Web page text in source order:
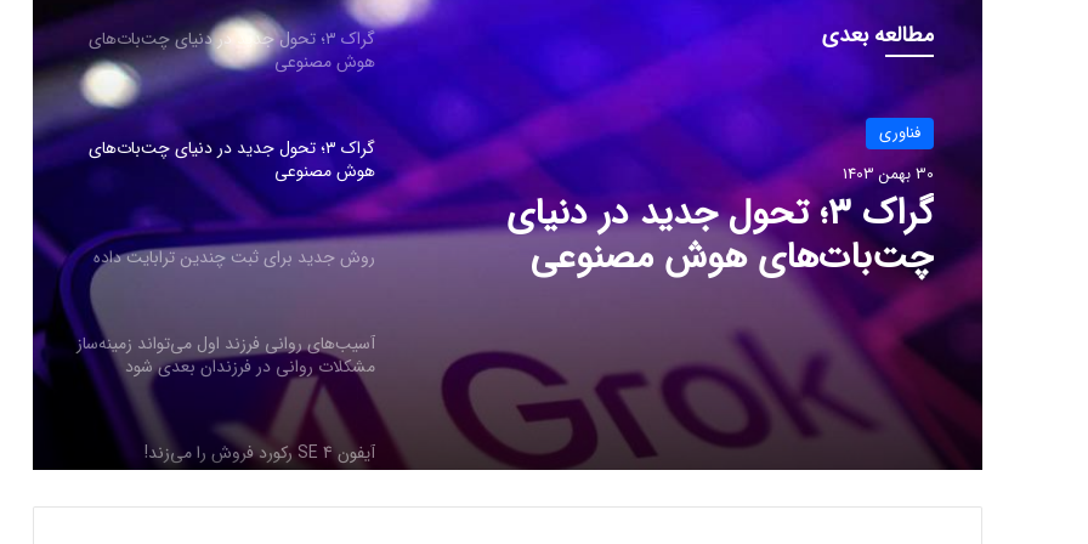
مطالعه بعدی
فناوری
30 بهمن 1403
گراک ۳؛ تحول جدید در دنیای
چت‌بات‌های هوش مصنوعی
فناوری
29 بهمن 1403
روش جدید برای ثبت چندین
ترابایت‌ داده
گراک ۳؛ تحول جدید در دنیای چت‌بات‌های
هوش مصنوعی
روش جدید برای ثبت چندین ترابایت‌ داده
آسیب‌های روانی فرزند اول می‌تواند زمینه‌ساز
مشکلات روانی در فرزندان بعدی شود
آیفون SE 4 رکورد فروش را می‌زند!
هشدار دانشمندان: به سیستم کروز کنترل
خودرویتان اعتماد نکنید!